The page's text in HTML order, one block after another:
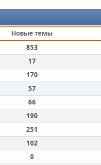
Новые темы
853
17
170
57
66
190
251
102
0